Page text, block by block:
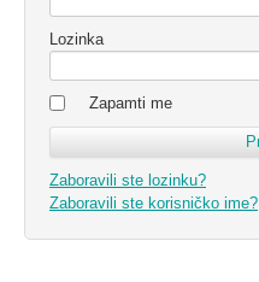
Lozinka
Zapamti me
Zaboravili ste lozinku?
Zaboravili ste korisničko ime?